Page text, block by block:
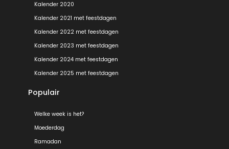
Kalender 2020
Kalender 2021 met feestdagen
Kalender 2022 met feestdagen
Kalender 2023 met feestdagen
Kalender 2024 met feestdagen
Kalender 2025 met feestdagen
Populair
Welke week is het?
Moederdag
Ramadan